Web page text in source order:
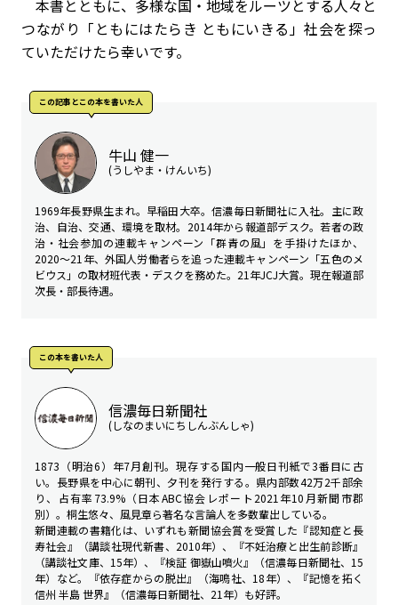
本書とともに、多様な国・地域をルーツとする人々と
つながり「ともにはたらき ともにいきる」社会を探っ
ていただけたら幸いです。
この記事とこの本を書いた人
牛山 健一
(うしやま・けんいち)
1969年長野県生まれ。早稲田大卒。信濃毎日新聞社に入社。主に政
治、自治、交通、環境を取材。2014年から報道部デスク。若者の政
治・社会参加の連載キャンペーン「群青の風」を手掛けたほか、
2020～21年、外国人労働者らを追った連載キャンペーン「五色のメ
ビウス」の取材班代表・デスクを務めた。21年JCJ大賞。現在報道部
次長・部長待遇。
この本を書いた人
信濃毎日新聞社
(しなのまいにちしんぶんしゃ)
1873（明治6）年7月創刊。現存する国内一般日刊紙で3番目に古
い。長野県を中心に朝刊、夕刊を発行する。県内部数42万2千部余
り、占有率73.9%（日本ABC協会レポート2021年10月新聞市郡
別）。桐生悠々、風見章ら著名な言論人を多数輩出している。
新聞連載の書籍化は、いずれも新聞協会賞を受賞した『認知症と長
寿社会』（講談社現代新書、2010年）、『不妊治療と出生前診断』
（講談社文庫、15年）、『検証 御嶽山噴火』（信濃毎日新聞社、15
年）など。『依存症からの脱出』（海鳴社、18年）、『記憶を拓く
信州 半島 世界』（信濃毎日新聞社、21年）も好評。